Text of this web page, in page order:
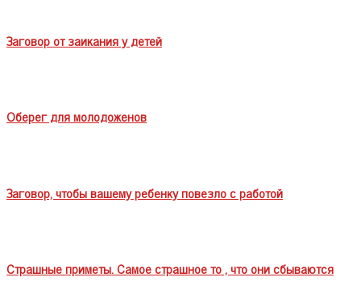
Заговор от заикания у детей
Оберег для молодоженов
Заговор, чтобы вашему ребенку повезло с работой
Страшные приметы. Самое страшное то , что они сбываются